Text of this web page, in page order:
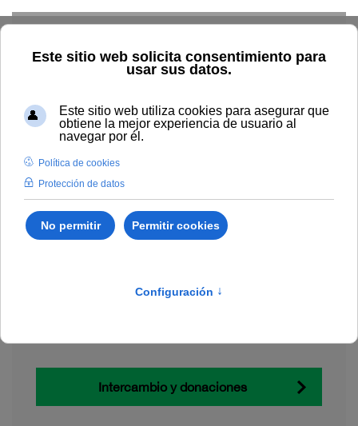
Explorar el catálogo
Dónde comprar
Intercambio y donaciones